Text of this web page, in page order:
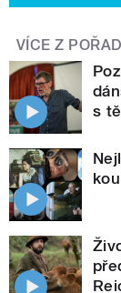
VÍCE Z
s